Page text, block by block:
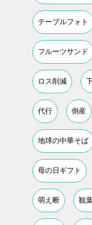
テーブルフォト
フルーツサンド
ロス削減
代行 倒産
地球の中華そば
母の日ギフト
萌え断 観